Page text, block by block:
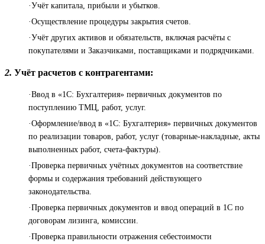
·Учёт капитала, прибыли и убытков.
·Осуществление процедуры закрытия счетов.
·Учёт других активов и обязательств, включая расчёты с
покупателями и Заказчиками, поставщиками и подрядчиками.
2. Учёт расчетов с контрагентами:
·Ввод в «1С: Бухгалтерия» первичных документов по
поступлению ТМЦ, работ, услуг.
·Оформление/ввод в «1С: Бухгалтерия» первичных документов
по реализации товаров, работ, услуг (товарные-накладные, акты
выполненных работ, счета-фактуры).
·Проверка первичных учётных документов на соответствие
формы и содержания требований действующего
законодательства.
·Проверка первичных документов и ввод операций в 1С по
договорам лизинга, комиссии.
·Проверка правильности отражения себестоимости